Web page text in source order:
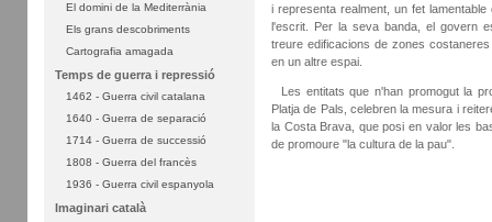
El domini de la Mediterrània
Els grans descobriments
Cartografia amagada
Temps de guerra i repressió
1462 - Guerra civil catalana
1640 - Guerra de separació
1714 - Guerra de successió
1808 - Guerra del francès
1936 - Guerra civil espanyola
Imaginari català
i representa realment, un fet
l'escrit. Per la seva banda, el govern
treure edificacions de zones
en un altre espai.
Les entitats que n'han promogut la
Platja de Pals, celebren la mesura i
la Costa Brava, que posi en valor les
de promoure "la cultura de la pau".